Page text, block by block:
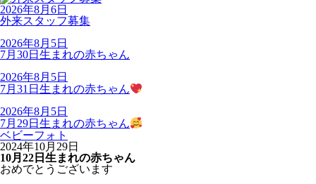
2026年8月6日
外来スタッフ募集
2026年8月5日
7月30日生まれの赤ちゃん
2026年8月5日
7月31日生まれの赤ちゃん
2026年8月5日
7月29日生まれの赤ちゃん
ベビーフォト
2024年10月29日
10月22日生まれの赤ちゃん
おめでとうございます